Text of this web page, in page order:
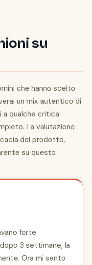
su
che hanno scelto
un mix autentico di
a qualche critica
La valutazione
del prodotto,
su questo
forte
3 settimane, la
Ora mi sento